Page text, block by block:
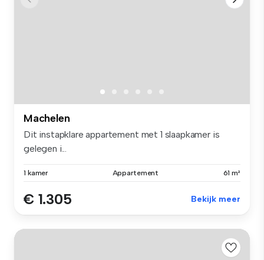
Machelen
Dit instapklare appartement met 1 slaapkamer is
gelegen i...
1 kamer Appartement 61 m²
€ 1.305 Bekijk meer